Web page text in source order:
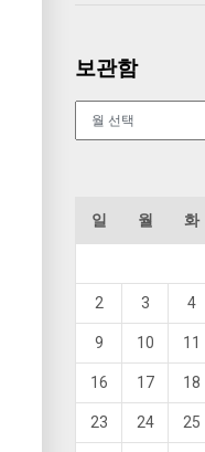
보관함
일 월 화
2 3 4
9 10 11
16 17 18
23 24 25